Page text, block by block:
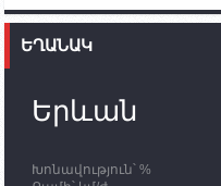
Ֆրանսիայի ԱԳ
11:03
ԵՂԱՆԱԿ
Երևան
Խոնավություն՝ %